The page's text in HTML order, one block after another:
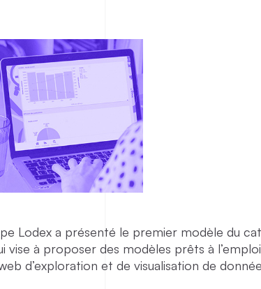
Lodex a présenté le premier modèle du
vise à proposer des modèles prêts à
d’exploration et de visualisation de